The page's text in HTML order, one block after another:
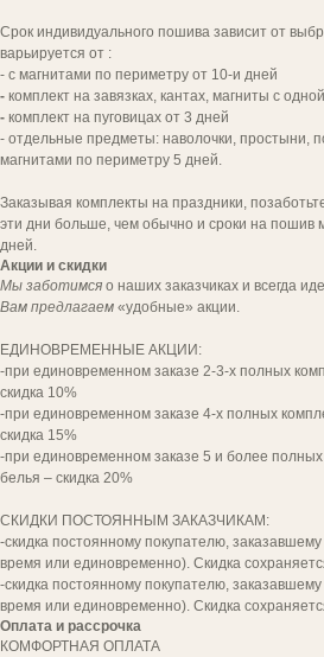
Срок индивидуального пошива зависит от
варьируется от :
- с магнитами по периметру от 10-и дней
- комплект на завязках, кантах, магниты с
- комплект на пуговицах от 3 дней
- отдельные предметы: наволочки, простыни,
магнитами по периметру 5 дней.
Заказывая комплекты на праздники,
эти дни больше, чем обычно и сроки на пошив
дней.
Акции и скидки
Мы заботимся о наших заказчиках и всегда
Вам предлагаем «удобные» акции.
ЕДИНОВРЕМЕННЫЕ АКЦИИ:
-при единовременном заказе 2-3-х полных
скидка 10%
-при единовременном заказе 4-х полных
скидка 15%
-при единовременном заказе 5 и более полных
белья – скидка 20%
СКИДКИ ПОСТОЯННЫМ ЗАКАЗЧИКАМ:
-скидка постоянному покупателю,
время или единовременно). Скидка
-скидка постоянному покупателю,
время или единовременно). Скидка
Оплата и рассрочка
КОМФОРТНАЯ ОПЛАТА
Напишите нам для заказа комплекта.
ВЫ ДОСТОЙНЫ
КОМФОРТА
И УДОБСТВА!